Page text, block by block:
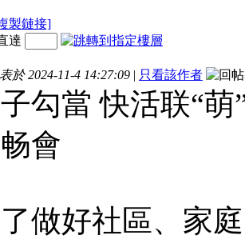
製鏈接]
達
於 2024-11-4 14:27:09 | 只看該作者
勾當 快活联“
會
做好社區、家